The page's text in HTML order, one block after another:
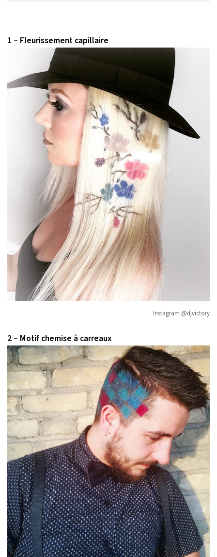
1 – Fleurissement capillaire
Instagram @djvictory
2 – Motif chemise à carreaux